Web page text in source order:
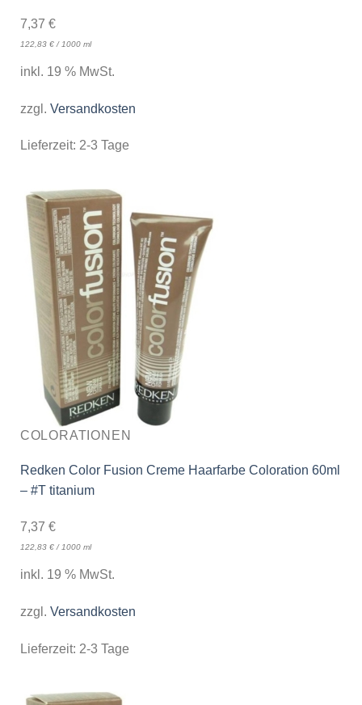
7,37 €
122,83 €/ 1000 ml
inkl. 19 % MwSt.
zzgl. Versandkosten
Lieferzeit: 2-3 Tage
COLORATIONEN
Redken Color Fusion Creme Haarfarbe Coloration 60ml
– #T titanium
7,37 €
122,83 €/1000 ml
inkl. 19 % MwSt.
zzgl. Versandkosten
Lieferzeit: 2-3 Tage